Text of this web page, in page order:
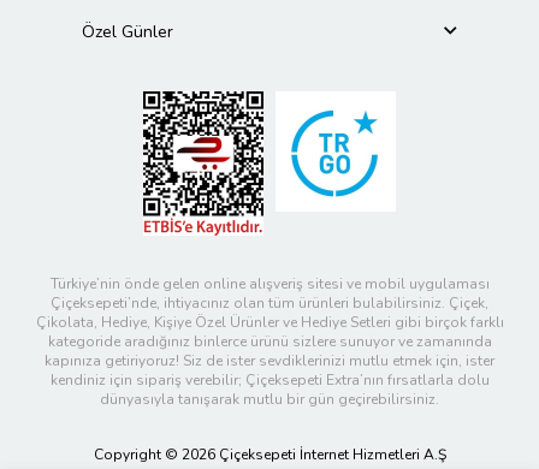
Özel Günler
Türkiye’nin önde gelen online alışveriş sitesi ve mobil uygulaması
Çiçeksepeti’nde, ihtiyacınız olan tüm ürünleri bulabilirsiniz. Çiçek,
Çikolata, Hediye, Kişiye Özel Ürünler ve Hediye Setleri gibi birçok farklı
kategoride aradığınız binlerce ürünü sizlere sunuyor ve zamanında
kapınıza getiriyoruz! Siz de ister sevdiklerinizi mutlu etmek için, ister
kendiniz için sipariş verebilir; Çiçeksepeti Extra’nın fırsatlarla dolu
dünyasıyla tanışarak mutlu bir gün geçirebilirsiniz.
Copyright © 2026 Çiçeksepeti İnternet Hizmetleri A.Ş